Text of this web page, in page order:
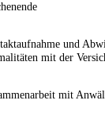
und
mit der
mit